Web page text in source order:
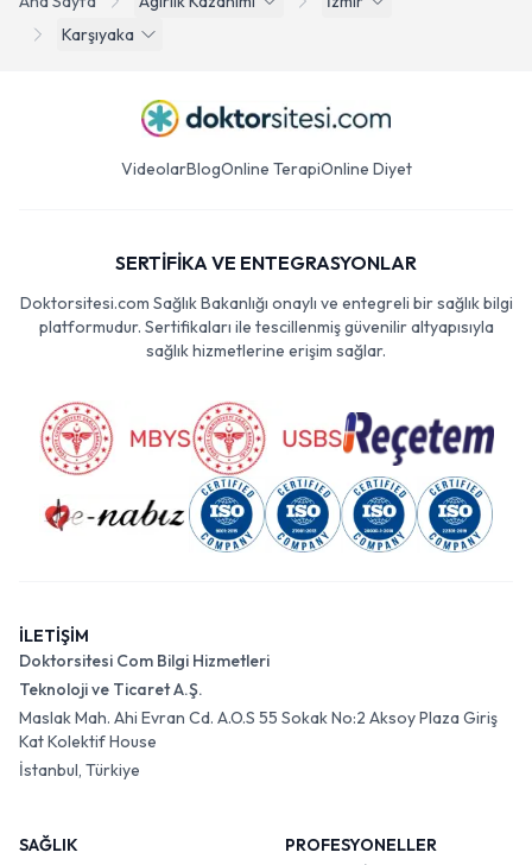
Karşıyaka
VideolarBlogOnline TerapiOnline Diyet
SERTİFİKA VE ENTEGRASYONLAR
Doktorsitesi.com Sağlık Bakanlığı onaylı ve entegreli bir sağlık bilgi
platformudur. Sertifikaları ile tescillenmiş güvenilir altyapısıyla
sağlık hizmetlerine erişim sağlar.
İLETİŞİM
Doktorsitesi Com Bilgi Hizmetleri
Teknoloji ve Ticaret A.Ş.
Maslak Mah. Ahi Evran Cd. A.O.S 55 Sokak No:2 Aksoy Plaza Giriş
Kat Kolektif House
İstanbul, Türkiye
SAĞLIK
PROFESYONELLER